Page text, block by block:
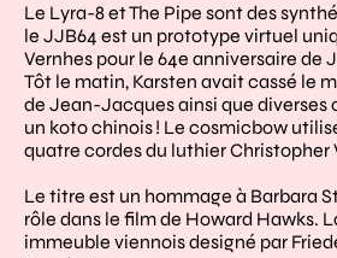
Le Lyra-8 et The Pipe sont des
le JJB64 est un prototype virtuel
Vernhes pour le 64e anniversaire de
Tôt le matin, Karsten avait cassé le
de Jean-Jacques ainsi que diverses
un koto chinois ! Le cosmicbow
quatre cordes du luthier Christopher
Le titre est un hommage à Barbara
rôle dans le film de Howard Hawks.
immeuble viennois designé par